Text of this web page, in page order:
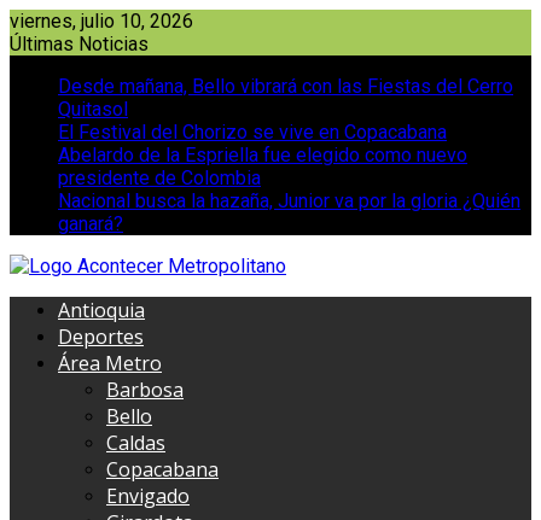
Saltar
al
viernes, julio 10, 2026
Últimas Noticias
Desde mañana, Bello vibrará con las Fiestas del Cerro
Quitasol
El Festival del Chorizo se vive en Copacabana
Abelardo de la Espriella fue elegido como nuevo
presidente de Colombia
Nacional busca la hazaña, Junior va por la gloria ¿Quién
ganará?
Antioquia
Deportes
Área Metro
Barbosa
Bello
Caldas
Copacabana
Envigado